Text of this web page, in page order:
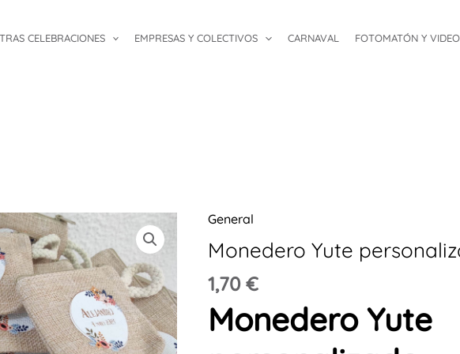
CELEBRACIONES EMPRESAS Y COLECTIVOS CARNAVAL FOTOMATÓN Y
General
Monedero Yute
1,70€
Monedero Yute
Monedero
Yute
cantidad